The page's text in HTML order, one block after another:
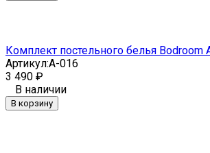
Комплект постельного белья Bodroom
Артикул:A-016
3 490 ₽
В наличии
В корзину